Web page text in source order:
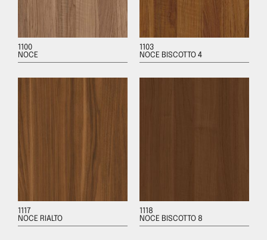
1100
NOCE
1103
NOCE BISCOTTO 4
1117
NOCE RIALTO
1118
NOCE BISCOTTO 8